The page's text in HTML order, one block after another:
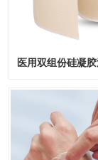
医用双组份硅凝